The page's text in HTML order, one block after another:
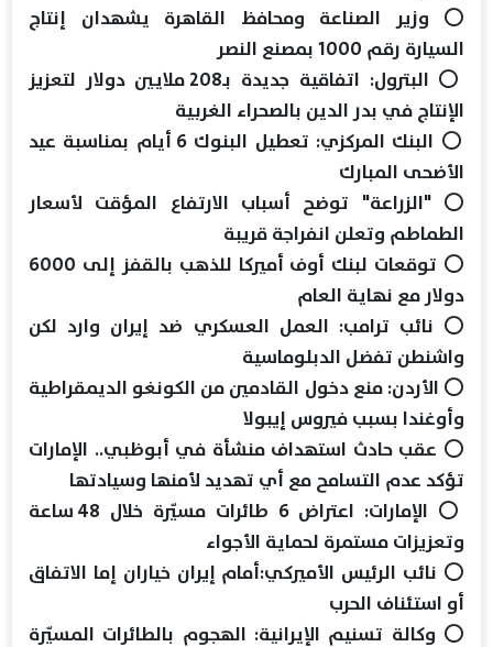
⭕ وزير الصناعة ومحافظ القاهرة يشهدان إنتاج
السيارة رقم 1000 بمصنع النصر
⭕ البترول: اتفاقية جديدة بـ208 ملايين دولار لتعزيز
الإنتاج في بدر الدين بالصحراء الغربية
⭕ البنك المركزي: تعطيل البنوك 6 أيام بمناسبة عيد
الأضحى المبارك
⭕ "الزراعة" توضح أسباب الارتفاع المؤقت لأسعار
الطماطم وتعلن انفراجة قريبة
⭕ توقعات لبنك أوف أميركا للذهب بالقفز إلى 6000
دولار مع نهاية العام
⭕ نائب ترامب: العمل العسكري ضد إيران وارد لكن
واشنطن تفضل الدبلوماسية
⭕ الأردن: منع دخول القادمين من الكونغو الديمقراطية
وأوغندا بسبب فيروس إيبولا
⭕ عقب حادث استهداف منشأة في أبوظبي.. الإمارات
تؤكد عدم التسامح مع أي تهديد لأمنها وسيادتها
⭕ الإمارات: اعتراض 6 طائرات مسيّرة خلال 48 ساعة
وتعزيزات مستمرة لحماية الأجواء
⭕ نائب الرئيس الأميركي:أمام إيران خياران إما الاتفاق
أو استئناف الحرب
⭕ وكالة تسنيم الإيرانية: الهجوم بالطائرات المسيّرة